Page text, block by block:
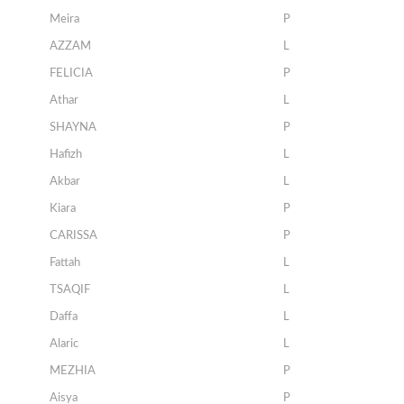
Meira P
AZZAM L
FELICIA P
Athar L
SHAYNA P
Hafizh L
Akbar L
Kiara P
CARISSA P
Fattah L
TSAQIF L
Daffa L
Alaric L
MEZHIA P
Aisya P